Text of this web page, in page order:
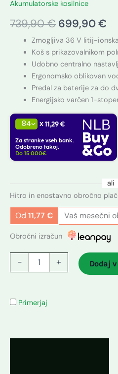
Akumulatorske kosilnice
739,90€ 699,90€
Zmogljiva 36 V litij-
Koš s prikazovalnikom
Udobno centralno
Ergonomsko oblikovan
Predal za baterije za do
Energijsko varčen 1-
x11,29 €
Za stranke vseh bank.
Odobreno takoj.
Do 15.000€.
ali
Hitro in enostavno obročno
Od 11,77 € Vaš mesečni
Obročni izračun
- + Dodaj
Primerjaj